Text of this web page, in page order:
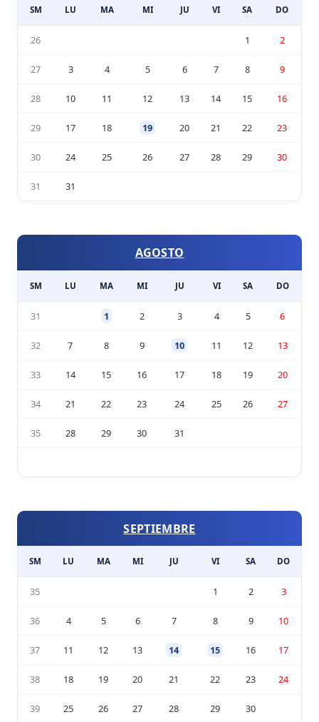
SM LU MA MI JU VI SA DO
26 1 2
27 3 4 5 6 7 8 9
28 10 11 12 13 14 15 16
29 17 18 19 20 21 22 23
30 24 25 26 27 28 29 30
31 31
AGOSTO
SM LU MA MI JU VI SA DO
31 1 2 3 4 5 6
32 7 8 9 10 11 12 13
33 14 15 16 17 18 19 20
34 21 22 23 24 25 26 27
35 28 29 30 31
SEPTIEMBRE
SM LU MA MI JU VI SA DO
35 1 2 3
36 4 5 6 7 8 9 10
37 11 12 13 14 15 16 17
38 18 19 20 21 22 23 24
39 25 26 27 28 29 30